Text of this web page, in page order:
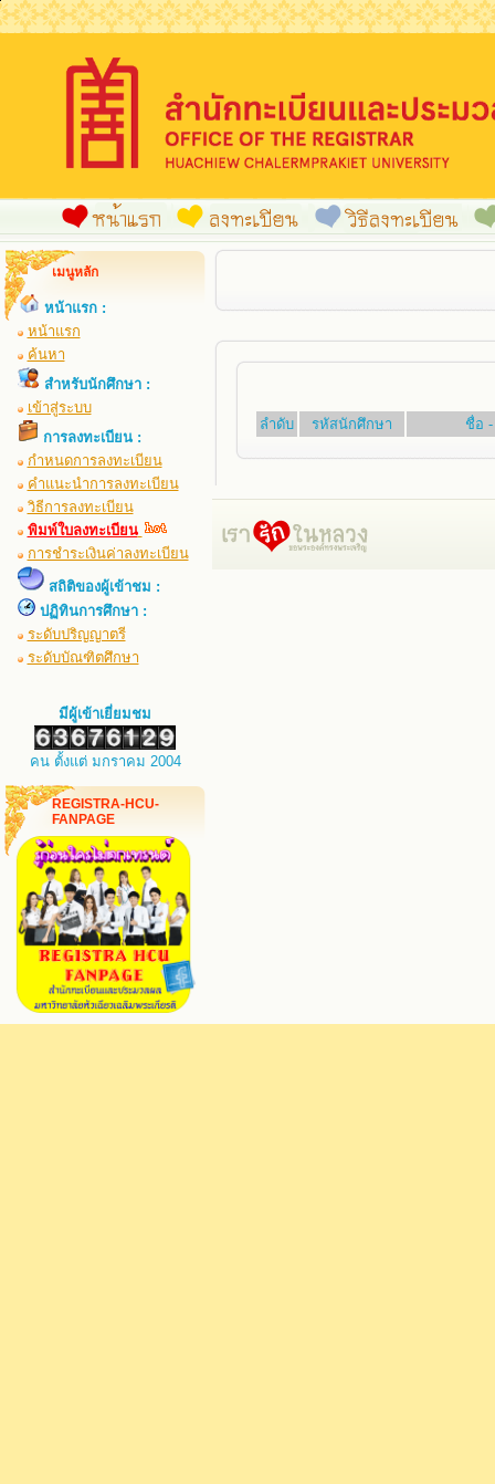
เมนูหลัก
หน้าแรก :
หน้าแรก
ค้นหา
สำหรับนักศึกษา :
เข้าสู่ระบบ
การลงทะเบียน :
กำหนดการลงทะเบียน
คำแนะนำการลงทะเบียน
วิธีการลงทะเบียน
พิมพ์ใบลงทะเบียน
การชำระเงินค่าลงทะเบียน
สถิติของผู้เข้าชม :
ปฏิทินการศึกษา :
ระดับปริญญาตรี
ระดับบัณฑิตศึกษา
มีผู้เข้าเยี่ยมชม
คน ตั้งแต่ มกราคม 2004
REGISTRA-HCU-
FANPAGE
ลำดับ รหัสนักศึกษา ชื่อ